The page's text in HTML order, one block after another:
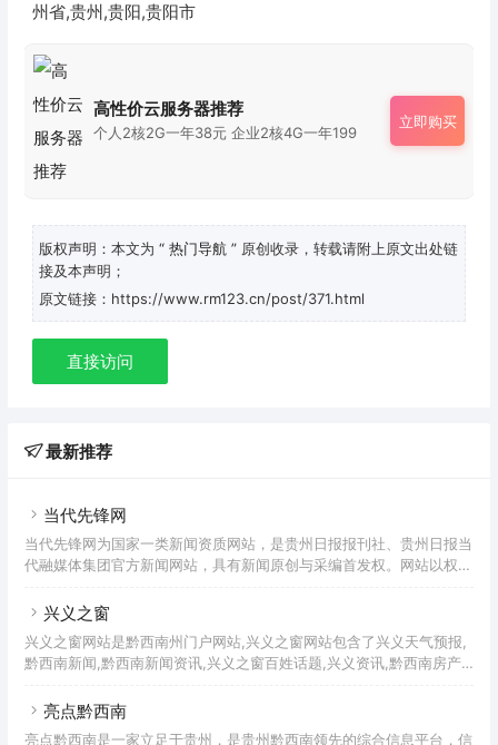
州省,贵州,贵阳,贵阳市
高性价云服务器推荐
个人2核2G一年38元 企业2核4G一年199
立即购买
版权声明：本文为 “ 热门导航 ” 原创收录，转载请附上原文出处链
接及本声明；
原文链接：https://www.rm123.cn/post/371.html
直接访问
最新推荐
当代先锋网
当代先锋网为国家一类新闻资质网站，是贵州日报报刊社、贵州日报当
代融媒体集团官方新闻网站，具有新闻原创与采编首发权。网站以权威
州最权威、最便捷的新闻渠道，被列入国家网信办公布可供网站转载新
闻的新闻单位名单，2016年获评“全国报刊媒体融合创新30佳优秀案
例”。
兴义之窗
兴义之窗网站是黔西南州门户网站,兴义之窗网站包含了兴义天气预报,
黔西南新闻,黔西南新闻资讯,兴义之窗百姓话题,兴义资讯,黔西南房产,
人民信赖的网络平台!
亮点黔西南
亮点黔西南是一家立足于贵州，是贵州黔西南领先的综合信息平台，信